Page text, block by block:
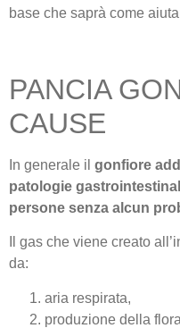
base che saprà come
PANCIA
CAUSE
In generale il gonfiore
patologie
persone senza alcun
Il gas che viene creato
da:
aria respirata,
produzione della